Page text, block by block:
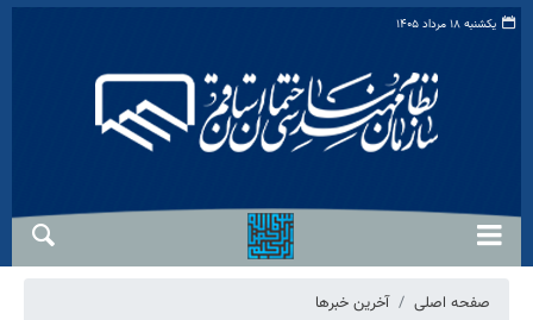
یکشنبه ۱۸ مرداد ۱۴۰۵
صفحه اصلی آخرین خبرها